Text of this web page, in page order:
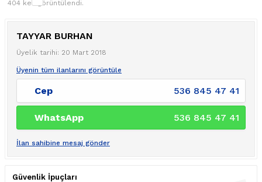
404 kez görüntülendi.
TAYYAR BURHAN
Üyelik tarihi: 20 Mart 2018
Üyenin tüm ilanlarını görüntüle
Cep 536 845 47 41
WhatsApp 536 845 47 41
İlan sahibine mesaj gönder
Güvenlik İpuçları